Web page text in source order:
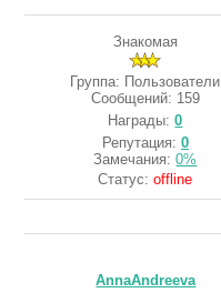
Знакомая
Группа: Пользователи
Сообщений: 159
Награды:0
Репутация: 0
Замечания:0%
Статус:offline
AnnaAndreeva